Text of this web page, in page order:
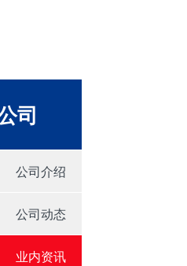
司
公司介绍
公司动态
业内资讯